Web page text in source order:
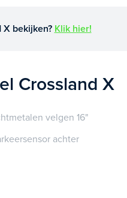
bekijken? Klik hier!
Crossland X
velgen 16"
achter